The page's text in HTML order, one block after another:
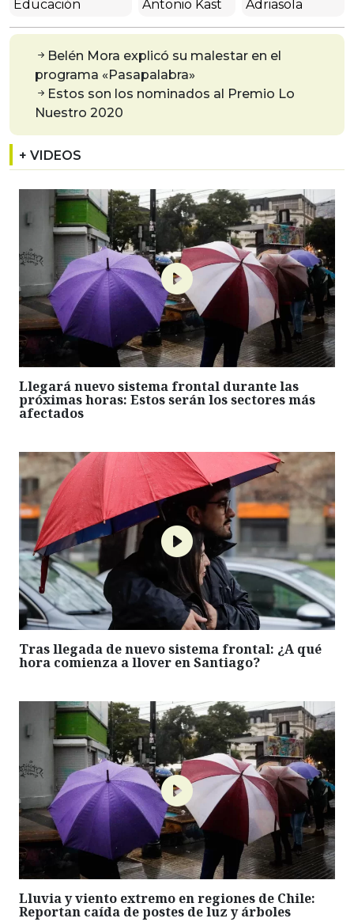
Educación Antonio Kast Adriasola
Belén Mora explicó su malestar en el
programa «Pasapalabra»
Estos son los nominados al Premio Lo
Nuestro 2020
+ VIDEOS
Llegará nuevo sistema frontal durante las
próximas horas: Estos serán los sectores más
afectados
Tras llegada de nuevo sistema frontal: ¿A qué
hora comienza a llover en Santiago?
Lluvia y viento extremo en regiones de Chile:
Reportan caída de postes de luz y árboles